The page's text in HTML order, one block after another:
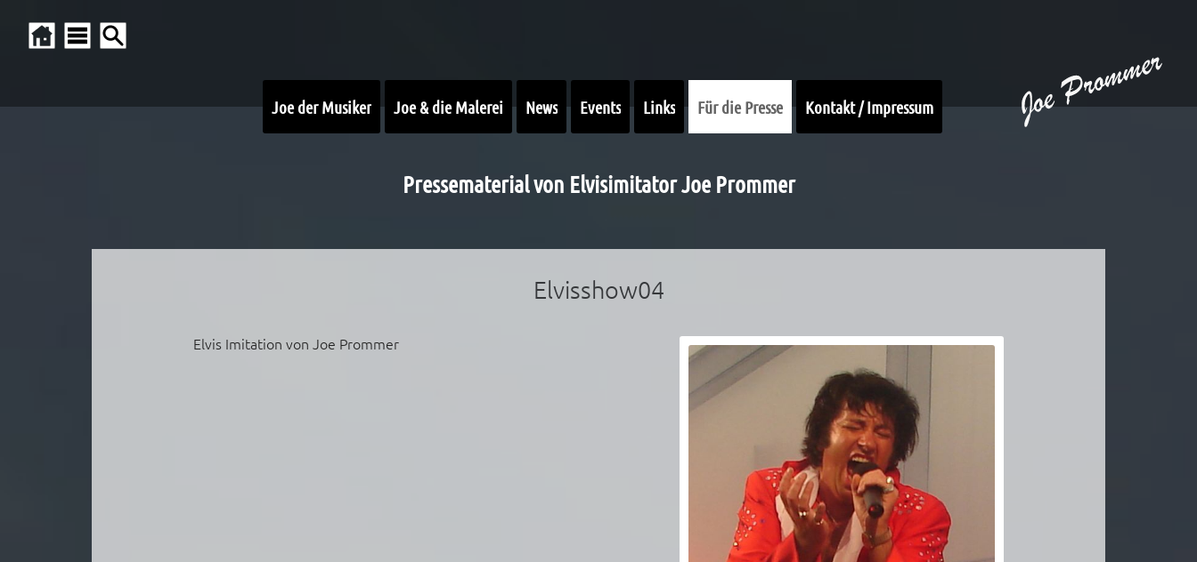
Joe der Musiker Joe & die Malerei News Events Links Für die Presse Kontakt / Impressum
Pressematerial von Elvisimitator Joe Prommer
Elvisshow04
Elvis Imitation von Joe Prommer